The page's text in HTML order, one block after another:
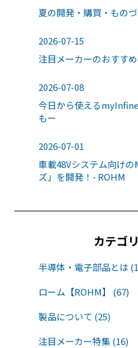
夏の開発・購買・もの
2026-07-15
注目メーカーのおすすめ
2026-07-08
今日から使える
もー
2026-07-01
車載48Vシステム向けの
ズ」を開発！- ROHM
カテゴ
半導体・電子部品とは
ローム【ROHM】 (67)
製品について (25)
注目メーカー特集 (16)